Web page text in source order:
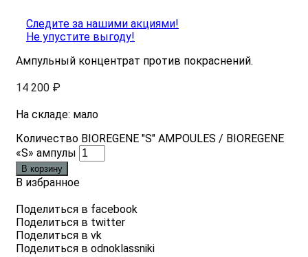
Следите за нашими акциями!
Не упустите выгоду!
Ампульный концентрат против покраснений.
14 200 ₽
На складе: мало
Количество BIOREGENE "S" AMPOULES / BIOREGENE
«S» ампулы
В корзину
В избранное
Поделиться в facebook
Поделиться в twitter
Поделиться в vk
Поделиться в odnoklassniki